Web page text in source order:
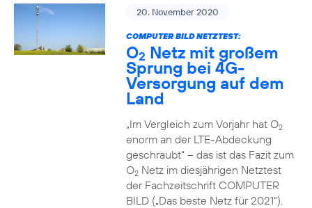
20. November 2020
COMPUTER BILD NETZTEST:
O2 Netz mit großem
Sprung bei 4G-
Versorgung auf dem
Land
„Im Vergleich zum Vorjahr hat O2
enorm an der LTE-Abdeckung
geschraubt“ – das ist das Fazit zum
O2Netz im diesjährigen Netztest
der Fachzeitschrift COMPUTER
BILD („Das beste Netz für 2021“).